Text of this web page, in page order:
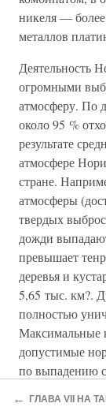
никеля —
металлов
Деятельность
огромными
атмосферу. По
около 95 %
результате
атмосфере
стране.
атмосферы
твердых
дожди
превышает
деревья и
5,65 тыс. км?.
полностью
Максимальные
допустимые
по выпадению
← ГЛАВА VII НА